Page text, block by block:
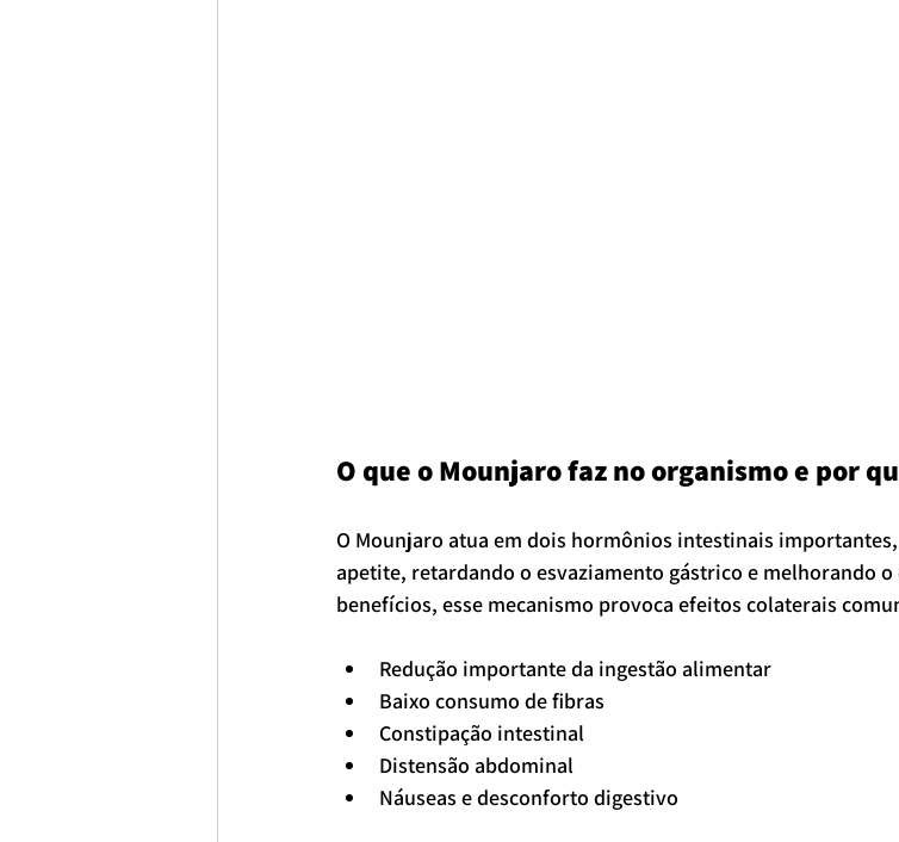
O que o Mounjaro faz no organismo e por
O Mounjaro atua em dois hormônios intestinais importantes,
apetite, retardando o esvaziamento gástrico e melhorando
benefícios, esse mecanismo provoca efeitos colaterais
Redução importante da ingestão alimentar
Baixo consumo de fibras
Constipação intestinal
Distensão abdominal
Náuseas e desconforto digestivo